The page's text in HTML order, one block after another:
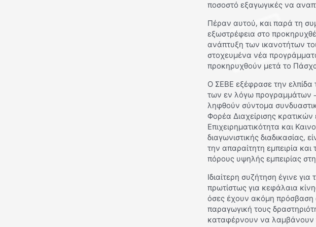
ποσοστό εξαγωγικές να
Πέραν αυτού, και παρά τη
εξωστρέφεια στο
ανάπτυξη των ικανοτήτων
στοχευμένα νέα
προκηρυχθούν μετά το
Ο ΣΕΒΕ εξέφρασε την ελπίδα
των εν λόγω προγραμμάτων
ληφθούν σύντομα
Φορέα Διαχείρισης
Επιχειρηματικότητα και
διαγωνιστικής διαδικασίας,
την απαραίτητη εμπειρία
πόρους υψηλής εμπειρίας
Ιδιαίτερη συζήτηση έγινε
πρωτίστως για κεφάλαια
όσες έχουν ακόμη πρόσβαση
παραγωγική τους
καταφέρνουν να λαμβάνουν